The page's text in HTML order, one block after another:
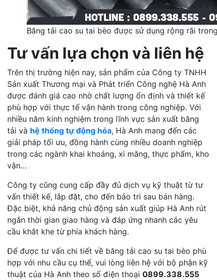
Băng tải cao su tai bèo được sử dụng rộng rãi
Tư vấn lựa chọn và liên hệ
Trên thị trường hiện nay, sản phẩm của Công ty TNHH
Sản xuất Thương mại và Phát triển Công nghệ Hà Anh
được đánh giá cao nhờ chất lượng ổn định và thiết kế
phù hợp với thực tế vận hành trong công nghiệp. Với
nhiều năm kinh nghiệm trong lĩnh vực sản xuất băng
tải và hệ thống tự động hóa, Hà Anh mang đến các
giải pháp tối ưu, đồng hành cùng nhiều doanh nghiệp
trong các ngành khai khoáng, xi măng, thực phẩm, kho
vận…
Công ty cũng cung cấp đầy đủ dịch vụ kỹ thuật từ tư
vấn thiết kế, lắp đặt, cho đến bảo trì sau bán hàng.
Đặc biệt, khả năng chủ động sản xuất giúp Hà Anh rút
ngắn thời gian giao hàng và đáp ứng nhanh các yêu
cầu khắt khe từ phía khách hàng.
Để được tư vấn chi tiết về băng tải cao su tai bèo phù
hợp với nhu cầu cụ thể, vui lòng liên hệ với bộ phận kỹ
thuật của Hà Anh theo số điện thoại 0899.338.555